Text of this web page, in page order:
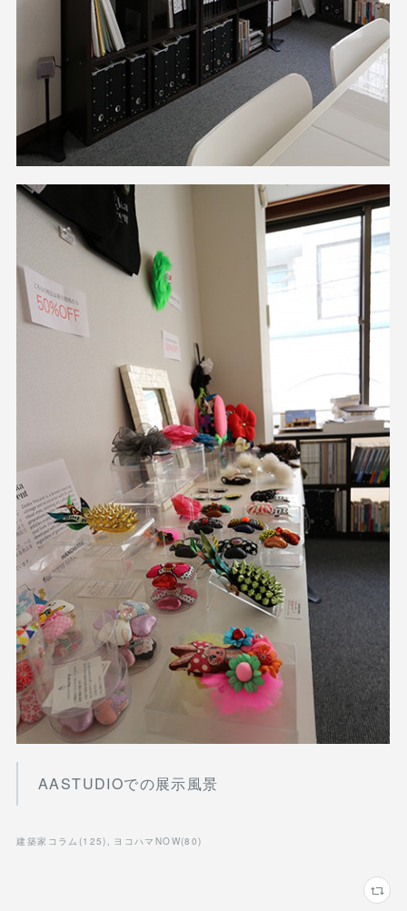
AASTUDIOでの展示風景
建築家コラム (125) ヨコハマNOW(80)